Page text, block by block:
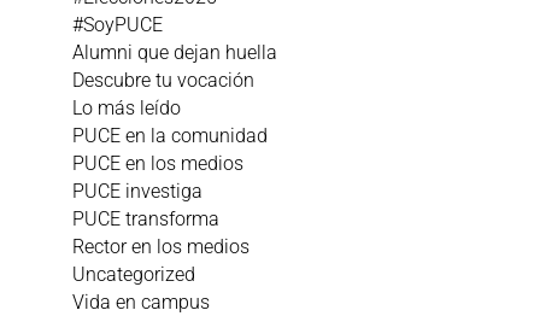
#SoyPUCE
Alumni que dejan huella
Descubre tu vocación
Lo más leído
PUCE en la comunidad
PUCE en los medios
PUCE investiga
PUCE transforma
Rector en los medios
Uncategorized
Vida en campus